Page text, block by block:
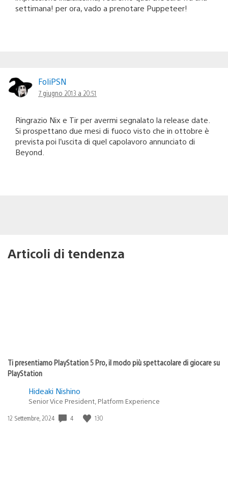
settimana! per ora, vado a prenotare Puppeteer!
FoliPSN
7 giugno 2013 a 20:51
Ringrazio Nix e Tir per avermi segnalato la release date.
Si prospettano due mesi di fuoco visto che in ottobre è
prevista poi l’uscita di quel capolavoro annunciato di
Beyond.
Articoli di tendenza
Ti presentiamo PlayStation 5 Pro, il modo più spettacolare di giocare su
PlayStation
Hideaki Nishino
Senior Vice President, Platform Experience
Data
12 Settembre, 2024 4 130